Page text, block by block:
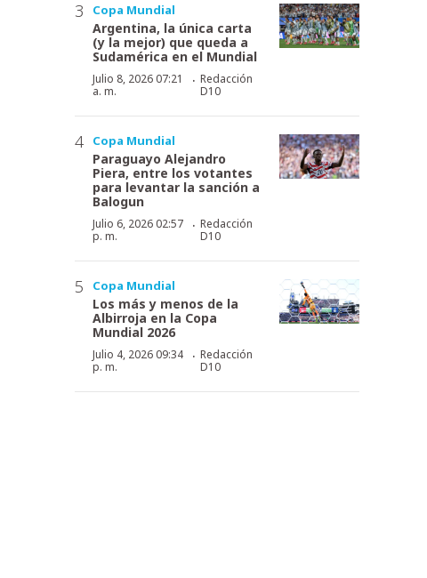
Copa Mundial
Argentina, la única carta
(y la mejor) que queda a
Sudamérica en el Mundial
Julio 8, 2026 07:21
a. m.
·Redacción
D10
Copa Mundial
Paraguayo Alejandro
Piera, entre los votantes
para levantar la sanción a
Balogun
Julio 6, 2026 02:57
p. m.
·Redacción
D10
Copa Mundial
Los más y menos de la
Albirroja en la Copa
Mundial 2026
Julio 4, 2026 09:34
p. m.
·Redacción
D10